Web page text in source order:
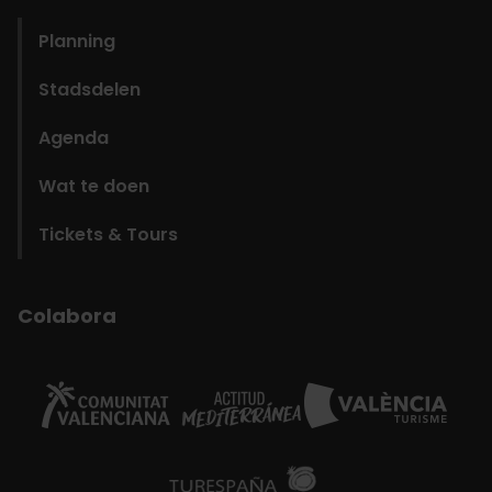
Planning
Stadsdelen
Agenda
Wat te doen
Tickets & Tours
Colabora